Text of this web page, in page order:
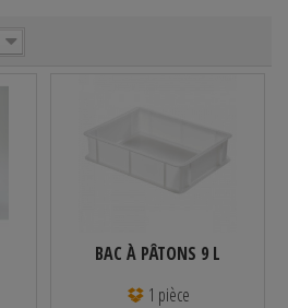
BAC À PÂTONS 9 L
1 pièce